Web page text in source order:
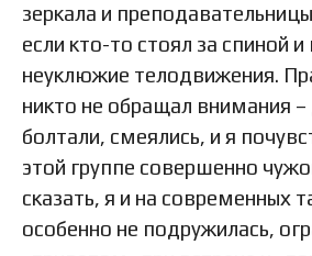
зеркала и
если кто-то стоял за спиной
неуклюжие телодвижения.
никто не обращал внимания –
болтали, смеялись, и я
этой группе совершенно
сказать, я и на современных
особенно не подружилась,